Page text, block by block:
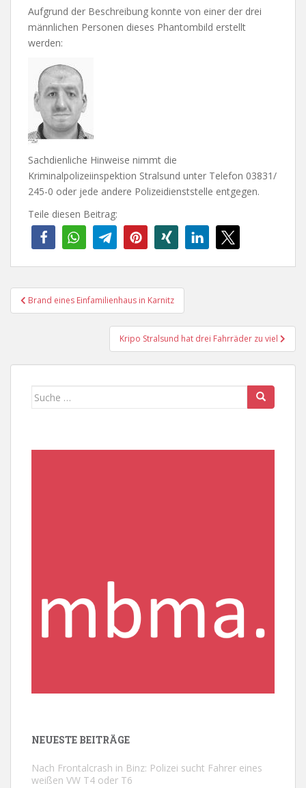
Aufgrund der Beschreibung konnte von einer der drei
männlichen Personen dieses Phantombild erstellt
werden:
Sachdienliche Hinweise nimmt die
Kriminalpolizeiinspektion Stralsund unter Telefon 03831/
245-0 oder jede andere Polizeidienststelle entgegen.
Teile diesen Beitrag:
Beitragsnavigation
Brand eines Einfamilienhaus in Karnitz
Kripo Stralsund hat drei Fahrräder zu viel
Suche
NEUESTE BEITRÄGE
Nach Frontalcrash in Binz: Polizei sucht Fahrer eines
weißen VW T4 oder T6